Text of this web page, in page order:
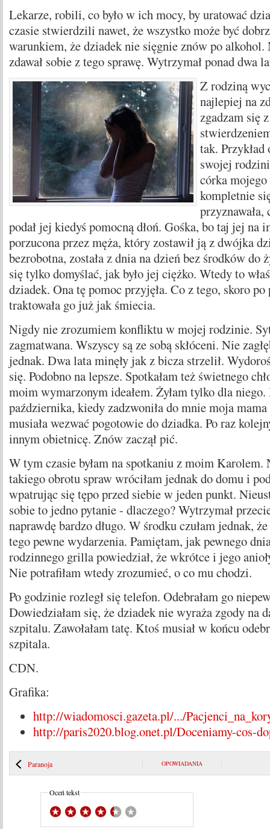
Lekarze, robili, co było w ich mocy, by uratować
czasie stwierdzili nawet, że wszystko może być
warunkiem, że dziadek nie sięgnie znów po alkohol.
zdawał sobie z tego sprawę. Wytrzymał ponad dwa
Z rodziną
najlepiej na
zgadzam się
tak. Przykład
swojej
córka
kompletnie
podał jej kiedyś pomocną dłoń. Gośka, bo taj jej na
porzucona przez męża, który zostawił ją z dwójka
bezrobotna, została z dnia na dzień bez środków do
się tylko domyślać, jak było jej ciężko. Wtedy to
dziadek. Ona tę pomoc przyjęła. Co z tego, skoro po
traktowała go już jak śmiecia.
Nigdy nie zrozumiem konfliktu w mojej rodzinie.
zagmatwana. Wszyscy są ze sobą skłóceni. Nie
jednak. Dwa lata minęły jak z bicza strzelił.
się. Podobno na lepsze. Spotkałam też świetnego
moim wymarzonym ideałem. Żyłam tylko dla niego.
października, kiedy zadzwoniła do mnie moja
musiała wezwać pogotowie do dziadka. Po raz
innym obietnicę. Znów zaczął pić.
W tym czasie byłam na spotkaniu z moim Karolem.
takiego obrotu spraw wróciłam jednak do domu i
wpatrując się tępo przed siebie w jeden punkt.
sobie to jedno pytanie - dlaczego? Wytrzymał
naprawdę bardzo długo. W środku czułam jednak, że
tego pewne wydarzenia. Pamiętam, jak pewnego
rodzinnego grilla powiedział, że wkrótce i jego
Nie potrafiłam wtedy zrozumieć, o co mu chodzi.
Po godzinie rozległ się telefon. Odebrałam go
Dowiedziałam się, że dziadek nie wyraża zgody na
szpitalu. Zawołałam tatę. Ktoś musiał w końcu
szpitala.
CDN.
Grafika:
http://wiadomosci.gazeta.pl/.../
http://paris2020.blog.onet.pl/Doceniamy-cos-
Paranoja OPOWIADANIA
Oceń tekst